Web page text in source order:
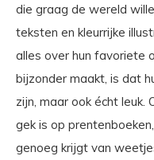
die graag de wereld
teksten en kleurrijke
alles over hun favoriete
bijzonder maakt, is dat
zijn, maar ook écht leuk.
gek is op
genoeg krijgt van